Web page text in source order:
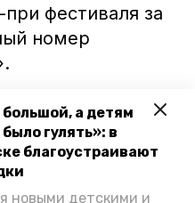
а детям
гулять»: в
благоустраивают
новыми детскими и
фестиваля за
номер
из